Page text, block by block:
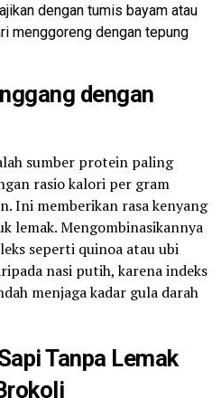
dengan tumis bayam atau
menggoreng dengan tepung
dengan
sumber protein paling
rasio kalori per gram
Ini memberikan rasa kenyang
lemak. Mengombinasikannya
seperti quinoa atau ubi
nasi putih, karena indeks
menjaga kadar gula darah
Tanpa Lemak